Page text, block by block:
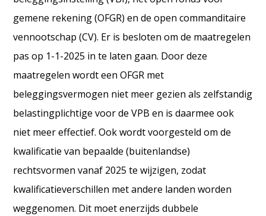
gemene rekening (OFGR) en de open commanditaire
vennootschap (CV). Er is besloten om de maatregelen
pas op 1-1-2025 in te laten gaan. Door deze
maatregelen wordt een OFGR met
beleggingsvermogen niet meer gezien als zelfstandig
belastingplichtige voor de VPB en is daarmee ook
niet meer effectief. Ook wordt voorgesteld om de
kwalificatie van bepaalde (buitenlandse)
rechtsvormen vanaf 2025 te wijzigen, zodat
kwalificatieverschillen met andere landen worden
weggenomen. Dit moet enerzijds dubbele